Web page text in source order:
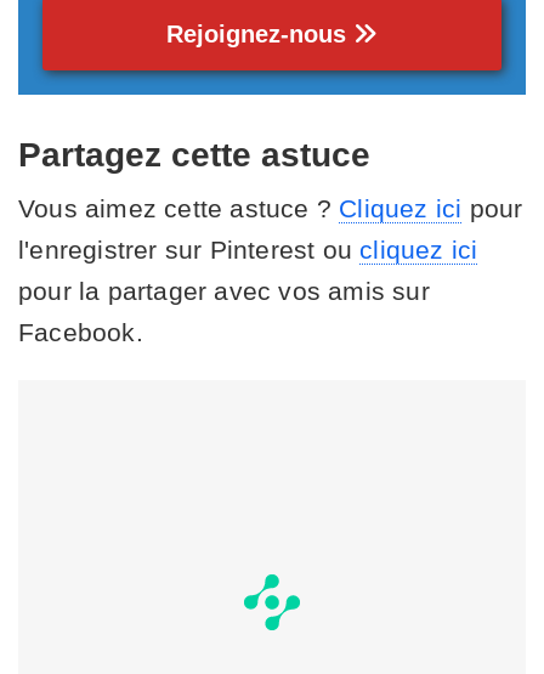
Rejoignez-nous
Partagez cette astuce
Vous aimez cette astuce ? Cliquez ici pour
l'enregistrer sur Pinterest ou cliquez ici
pour la partager avec vos amis sur
Facebook.